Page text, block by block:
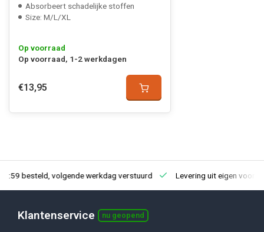
Absorbeert schadelijke stoffen
Size: M/L/XL
Op voorraad
Op voorraad, 1-2 werkdagen
€13,95
besteld, volgende werkdag verstuurd Levering uit eigen
Klantenservice nu geopend